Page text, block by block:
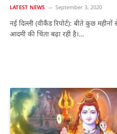
LATEST NEWS September 3, 2020
नई दिल्ली (वीकैंड रिपोर्ट): बीते कुछ
आदमी ​की चिंता बढ़ा रही है।…